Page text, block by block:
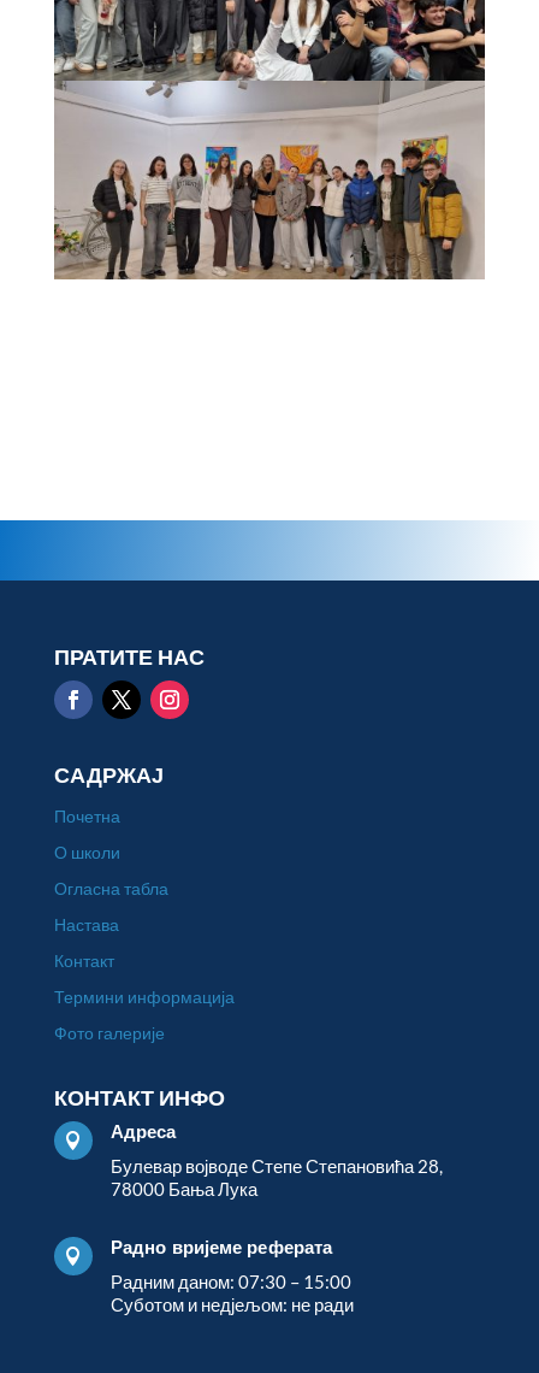
ПРАТИТЕ НАС
САДРЖАЈ
Почетна
О школи
Огласна табла
Настава
Контакт
Термини информација
Фото галерије
КОНТАКТ ИНФО

Адреса
Булевар војводе Степе Степановића 28,
78000 Бања Лука

Радно вријеме реферата
Радним даном: 07:30 – 15:00
Суботом и недјељом: не ради